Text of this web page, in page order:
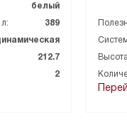
белый
389
212.7
2